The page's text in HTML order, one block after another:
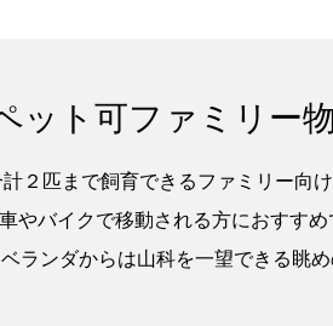
ット可ファミリー
２匹まで飼育できるファミリー向け
バイクで移動される方におすすめ
ランダからは山科を一望できる眺め